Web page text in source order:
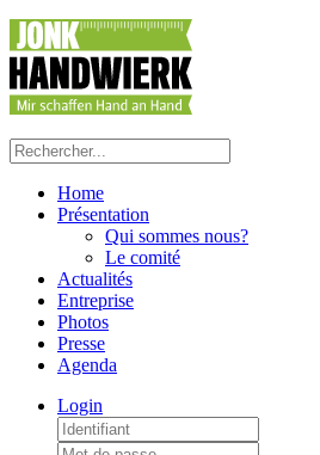
Home
Présentation
Qui sommes nous?
Le comité
Actualités
Entreprise
Photos
Presse
Agenda
Login